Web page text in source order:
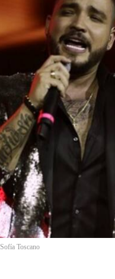
Sofía Toscano